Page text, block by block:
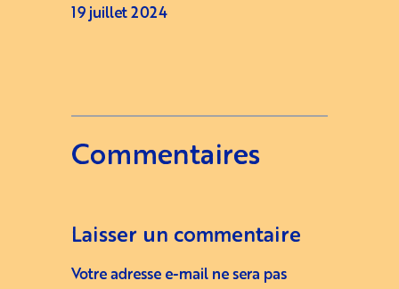
19 juillet 2024
Commentaires
Laisser un commentaire
Votre adresse e-mail ne sera pas